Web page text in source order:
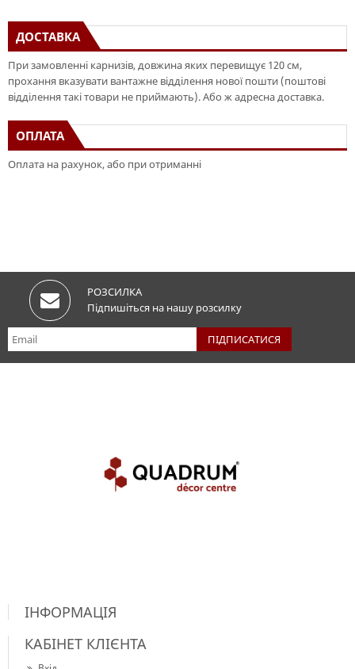
ДОСТАВКА
При замовленні карнизів, довжина яких перевищує 120 см,
прохання вказувати вантажне відділення нової пошти (поштові
відділення такі товари не приймають). Або ж адресна доставка.
ОПЛАТА
Оплата на рахунок, або при отриманні
РОЗСИЛКА
Підпишіться на нашу розсилку
ІНФОРМАЦІЯ
КАБІНЕТ КЛІЄНТА